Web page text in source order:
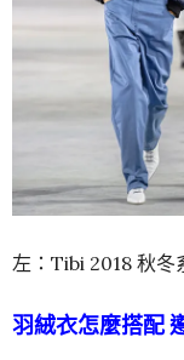
左：Tibi 2018 秋冬
羽絨衣怎麼搭配